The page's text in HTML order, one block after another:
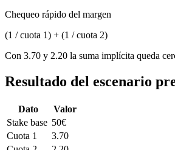
Chequeo rápido del margen
(1 / cuota 1) + (1 / cuota 2)
Con 3.70 y 2.20 la suma implícita queda
Resultado del escenario
Dato
Valor
Stake base 50€
Cuota 1
3.70